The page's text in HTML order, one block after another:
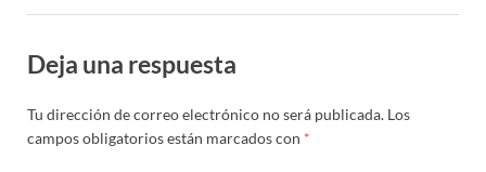
Deja una respuesta
Tu dirección de correo electrónico no será publicada. Los
campos obligatorios están marcados con *